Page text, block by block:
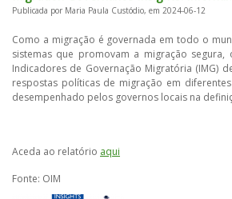
Publicada por Maria Paula Custódio, em 2024-06-12
Como a migração é governada em todo o
sistemas que promovam a migração
Indicadores de Governação Migratória (IMG)
respostas políticas de migração em
desempenhado pelos governos locais na
Aceda ao relatório aqui
Fonte: OIM